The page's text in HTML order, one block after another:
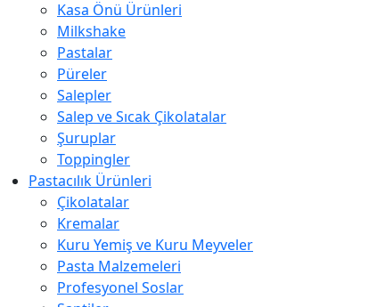
Kasa Önü Ürünleri
Milkshake
Pastalar
Püreler
Salepler
Salep ve Sıcak Çikolatalar
Şuruplar
Toppingler
Pastacılık Ürünleri
Çikolatalar
Kremalar
Kuru Yemiş ve Kuru Meyveler
Pasta Malzemeleri
Profesyonel Soslar